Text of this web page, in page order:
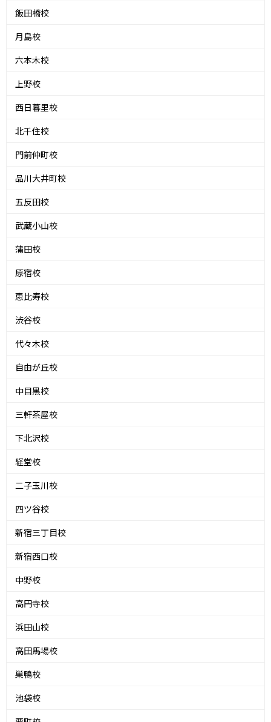
飯田橋校
月島校
六本木校
上野校
西日暮里校
北千住校
門前仲町校
品川大井町校
五反田校
武蔵小山校
蒲田校
原宿校
恵比寿校
渋谷校
代々木校
自由が丘校
中目黒校
三軒茶屋校
下北沢校
経堂校
二子玉川校
四ツ谷校
新宿三丁目校
新宿西口校
中野校
高円寺校
浜田山校
高田馬場校
巣鴨校
池袋校